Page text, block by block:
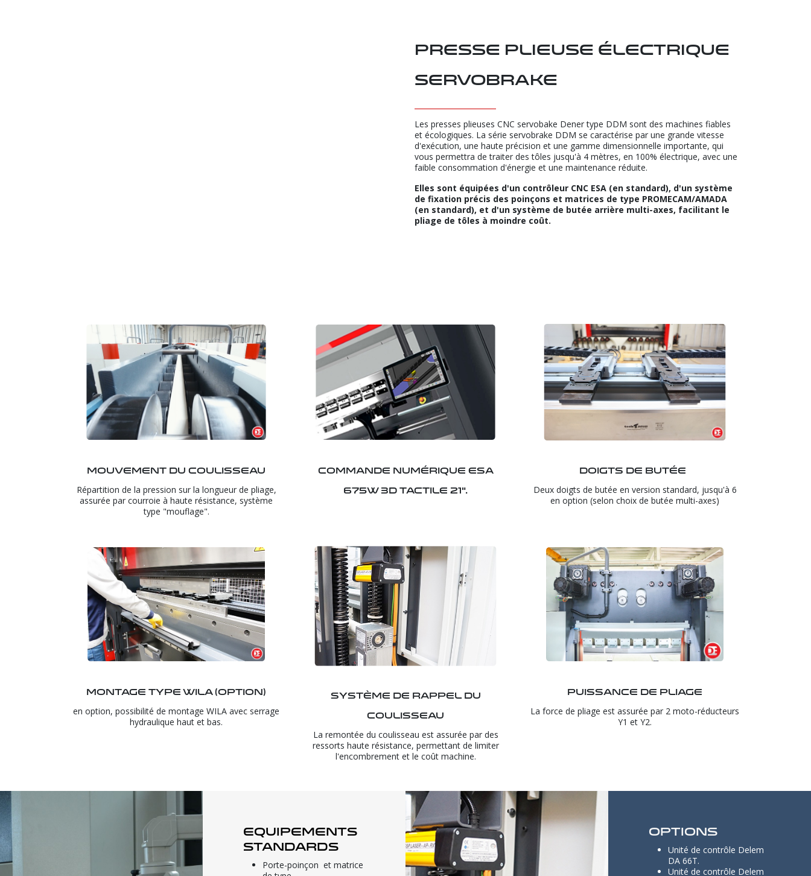
Presse plieuse électrique
servobrake
Les presses plieuses CNC servobake Dener type DDM sont des machines fiables
et écologiques. La série servobrake DDM se caractérise par une grande vitesse
d'exécution, une haute précision et une gamme dimensionnelle importante, qui
vous permettra de traiter des tôles jusqu'à 4 mètres, en 100% électrique, avec une
faible consommation d'énergie et une maintenance réduite.
Elles sont équipées d'un contrôleur CNC ESA (en standard), d'un système
de fixation précis des poinçons et matrices de type PROMECAM/AMADA
(en standard), et d'un système de butée arrière multi-axes, facilitant le
pliage de tôles à moindre coût.
Mouvement du coulisseau
Répartition de la pression sur la longueur de pliage,
assurée par courroie à haute résistance, système
type "mouflage".
Commande numérique ESA
675W 3D tactile 21".
Doigts de butée
Deux doigts de butée en version standard, jusqu'à 6
en option (selon choix de butée multi-axes)
Montage type WILA (option)
en option, possibilité de montage WILA avec serrage
hydraulique haut et bas.
Système de rappel du
coulisseau
La remontée du coulisseau est assurée par des
ressorts haute résistance, permettant de limiter
l'encombrement et le coût machine.
Puissance de pliage
La force de pliage est assurée par 2 moto-réducteurs
Y1 et Y2.
Equipements
standards
Porte-poinçon et matrice
Options
Unité de contrôle Delem
DA 66T.
Unité de contrôle Delem